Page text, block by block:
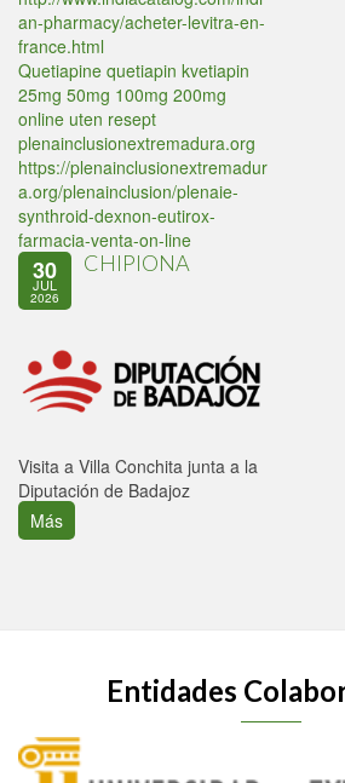
an-pharmacy/acheter-levitra-en-
france.html
Quetiapine quetiapin kvetiapin
25mg 50mg 100mg 200mg
online uten resept
plenainclusionextremadura.org
https://plenainclusionextremadur
a.org/plenainclusion/plenaie-
synthroid-dexnon-eutirox-
farmacia-venta-on-line
30
JUL
2026
CHIPIONA
Visita a Villa Conchita junta a la
Diputación de Badajoz
Más
Entidades